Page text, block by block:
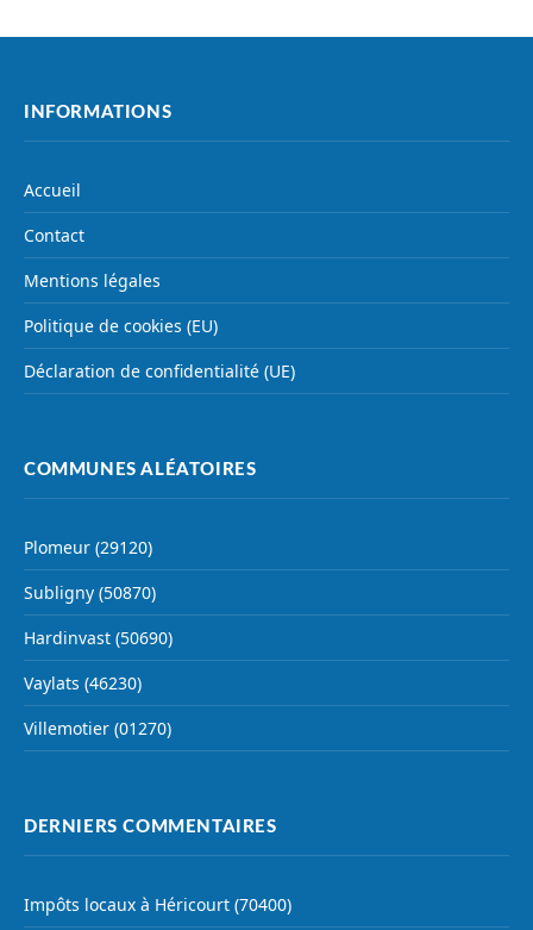
INFORMATIONS
Accueil
Contact
Mentions légales
Politique de cookies (EU)
Déclaration de confidentialité (UE)
COMMUNES ALÉATOIRES
Plomeur (29120)
Subligny (50870)
Hardinvast (50690)
Vaylats (46230)
Villemotier (01270)
DERNIERS COMMENTAIRES
Impôts locaux à Héricourt (70400)